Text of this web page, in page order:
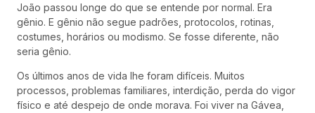
João passou longe do que se entende por normal. Era
gênio. E gênio não segue padrões, protocolos, rotinas,
costumes, horários ou modismo. Se fosse diferente, não
seria gênio.
Os últimos anos de vida lhe foram difíceis. Muitos
processos, problemas familiares, interdição, perda do vigor
físico e até despejo de onde morava. Foi viver na Gávea,